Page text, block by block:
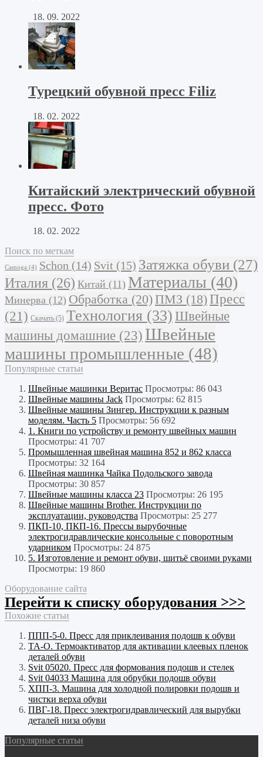
18. 09. 2022
Турецкий обувной пресс Filiz
18. 02. 2022
Китайский электрический обувной
пресс. Фото
18. 02. 2022
Поиск по меткам
Camoga (4) Schon (14) Svit (15) Затяжка обуви (27)
Италия (26) Китай (11) Материалы (40)
Минерва (12) Обработка (20) ПМЗ (18) Пресс
(21) Скачать (5) Технология (33) Швейные
машины домашние (23) Швейные
машины промышленные (48)
Популярные статьи
Швейные машинки Веритас Просмотры: 86 043
Швейные машины Jack Просмотры: 62 815
Швейные машины Зингер. Инструкции к разным
моделям. Часть 5 Просмотры: 56 692
1. Книги по устройству и ремонту швейных машин
Просмотры: 41 707
Промышленная швейная машина 852 и 862 класса
Просмотры: 32 164
Швейная машинка Чайка Подольского завода
Просмотры: 30 857
Швейные машины класса 23 Просмотры: 26 195
Швейные машины Brother. Инструкции по
эксплуатации, руководства Просмотры: 25 277
ПКП-10, ПКП-16. Прессы вырубочные
электрогидравлические консольные с поворотным
ударником Просмотры: 24 875
5. Изготовление и ремонт обуви, шитьё своими руками
Просмотры: 19 860
Оборудование сайта
Перейти к списку оборудования >>>
Похожие статьи
ППП-5-0. Пресс для приклеивания подошв к обуви
ТА-О. Термоактиватор для активации клеевых пленок
деталей обуви
Svit 05020. Пресс для формования подошв и стелек
Svit 04033 Машина для обрубки подошв обуви
ХПП-3. Машина для холодной полировки подошв и
чистки верха обуви
ПВГ-18. Пресс электрогидравлический для вырубки
деталей низа обуви
Популярные статьи